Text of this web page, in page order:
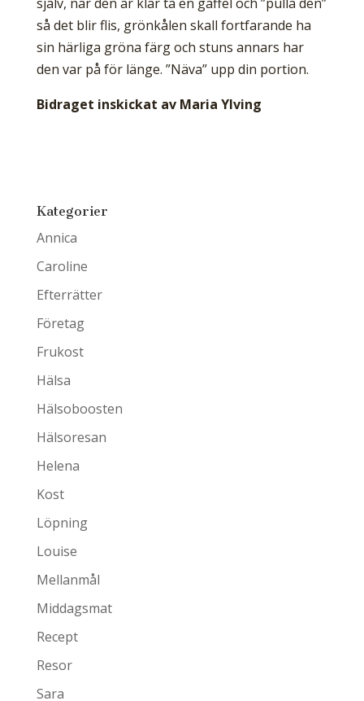
så det blir flis, grönkålen skall fortfarande ha
sin härliga gröna färg och stuns annars har
den var på för länge. ”Näva” upp din portion.
Bidraget inskickat av Maria Ylving
Kategorier
Annica
Caroline
Efterrätter
Företag
Frukost
Hälsa
Hälsoboosten
Hälsoresan
Helena
Kost
Löpning
Louise
Mellanmål
Middagsmat
Recept
Resor
Sara